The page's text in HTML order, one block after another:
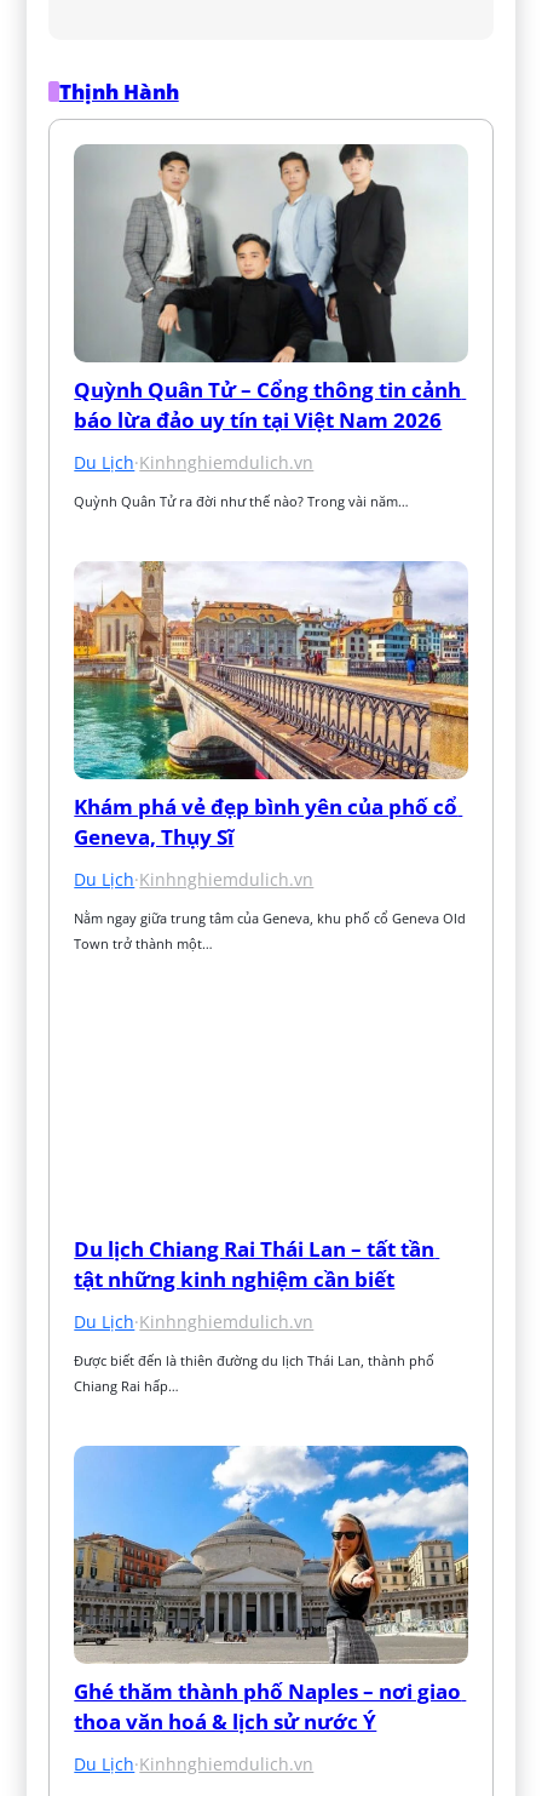
Thịnh Hành
Quỳnh Quân Tử – Cổng thông tin cảnh
báo lừa đảo uy tín tại Việt Nam 2026
Du Lịch·Kinhnghiemdulich.vn
Quỳnh Quân Tử ra đời như thế nào? Trong vài năm…
Khám phá vẻ đẹp bình yên của phố cổ
Geneva, Thụy Sĩ
Du Lịch·Kinhnghiemdulich.vn
Nằm ngay giữa trung tâm của Geneva, khu phố cổ Geneva Old
Town trở thành một…
Du lịch Chiang Rai Thái Lan – tất tần
tật những kinh nghiệm cần biết
Du Lịch·Kinhnghiemdulich.vn
Được biết đến là thiên đường du lịch Thái Lan, thành phố
Chiang Rai hấp…
Ghé thăm thành phố Naples – nơi giao
thoa văn hoá & lịch sử nước Ý
Du Lịch·Kinhnghiemdulich.vn